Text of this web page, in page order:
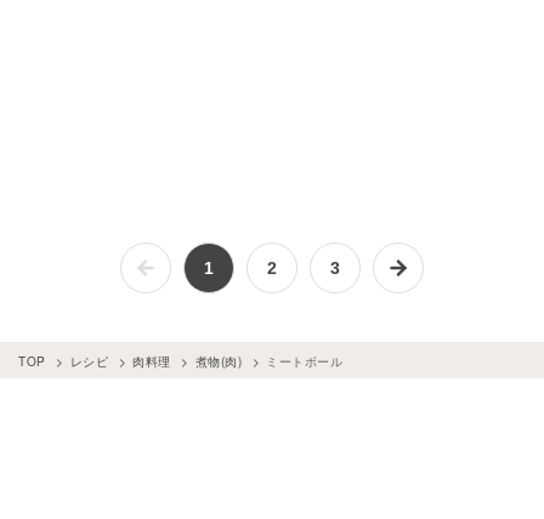
1 2 3
TOP レシピ 肉料理 煮物(肉) ミートボール